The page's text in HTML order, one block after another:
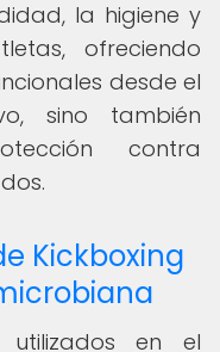
la higiene y
ofreciendo
desde el
sino también
contra
Kickboxing
en el